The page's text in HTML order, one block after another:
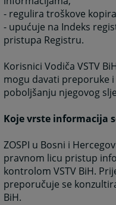
- regulira troškove
- upućuje na Indeks
pristupa Registru.
Korisnici Vodiča VSTV
mogu davati preporuke
poboljšanju njegovog
Koje vrste informacija
ZOSPI u Bosni i
pravnom licu pristup
kontrolom VSTV BiH.
preporučuje se
BiH.